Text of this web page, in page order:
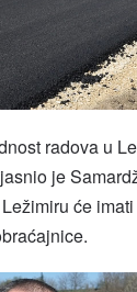
radova u
je
će